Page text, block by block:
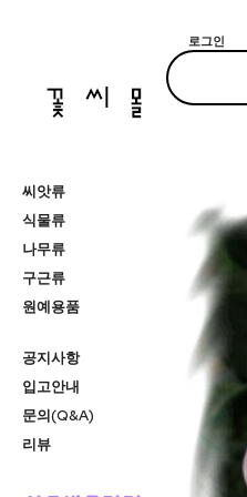
로그인
씨앗류
식물류
나무류
구근류
원예용품
공지사항
입고안내
문의(Q&A)
리뷰